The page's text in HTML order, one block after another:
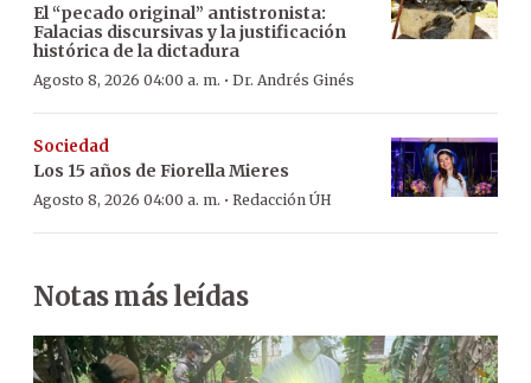
El “pecado original” antistronista:
Falacias discursivas y la justificación
histórica de la dictadura
Agosto 8, 2026 04:00 a. m. · Dr. Andrés Ginés
Sociedad
Los 15 años de Fiorella Mieres
Agosto 8, 2026 04:00 a. m. · Redacción ÚH
Notas más leídas